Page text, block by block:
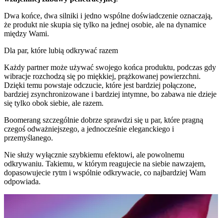
Dwa końce, dwa silniki i jedno wspólne doświadczenie oznaczają,
że produkt nie skupia się tylko na jednej osobie, ale na dynamice
między Wami.
Dla par, które lubią odkrywać razem
Każdy partner może używać swojego końca produktu, podczas gdy
wibracje rozchodzą się po miękkiej, prążkowanej powierzchni.
Dzięki temu powstaje odczucie, które jest bardziej połączone,
bardziej zsynchronizowane i bardziej intymne, bo zabawa nie dzieje
się tylko obok siebie, ale razem.
Boomerang szczególnie dobrze sprawdzi się u par, które pragną
czegoś odważniejszego, a jednocześnie eleganckiego i
przemyślanego.
Nie służy wyłącznie szybkiemu efektowi, ale powolnemu
odkrywaniu. Takiemu, w którym reagujecie na siebie nawzajem,
dopasowujecie rytm i wspólnie odkrywacie, co najbardziej Wam
odpowiada.